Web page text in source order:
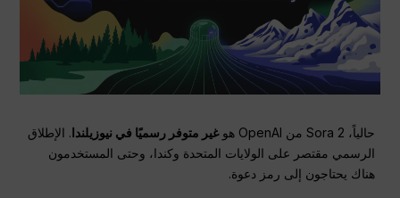
حالياً، Sora 2 من OpenAI هو غير متوفر رسميًا في نيوزيلندا. الإطلاق
الرسمي مقتصر على الولايات المتحدة وكندا، وحتى المستخدمون
هناك يحتاجون إلى رمز دعوة.